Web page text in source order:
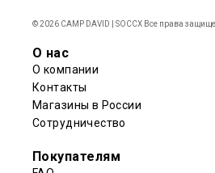
© 2026 CAMP DAVID | SOCCX Все права
О нас
О компании
Контакты
Магазины в России
Сотрудничество
Покупателям